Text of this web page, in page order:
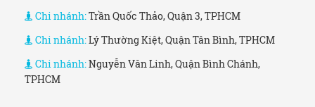
Chi nhánh:Trần Quốc Thảo, Quận 3, TPHCM
Chi nhánh:Lý Thường Kiệt, Quận Tân Bình, TPHCM
Chi nhánh:Nguyễn Văn Linh, Quận Bình Chánh,
TPHCM